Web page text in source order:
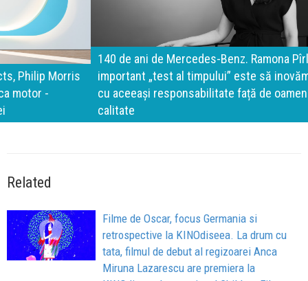
140 de ani de Mercedes-Benz. Ramona Pîrlog: Cel mai
important „test al timpului” este să inovăm constant, dar
cu aceeași responsabilitate față de oameni, siguranță și
Related
Filme de Oscar, focus Germania si
retrospective la KINOdiseea. La drum cu
tata, filmul de debut al regizoarei Anca
Miruna Lazarescu are premiera la